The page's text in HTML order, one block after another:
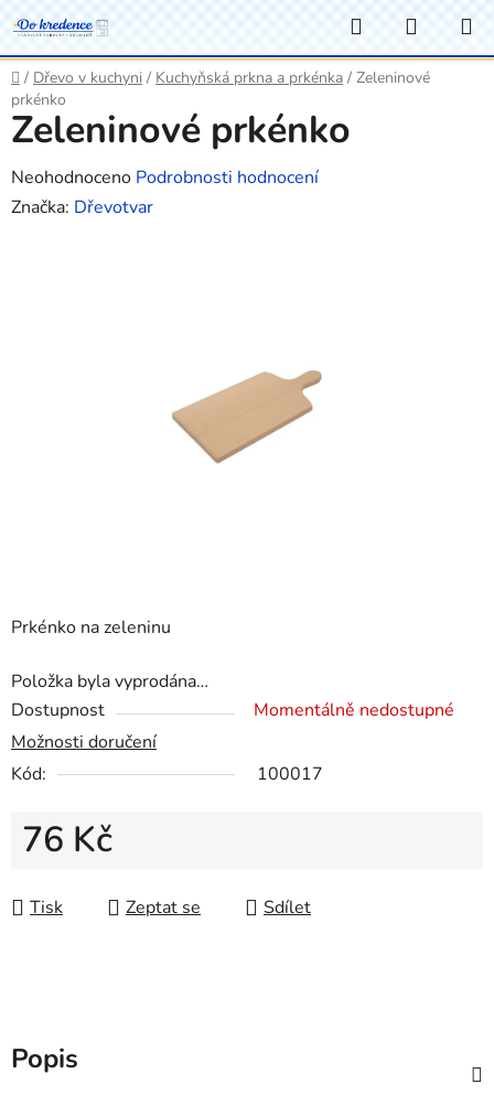
Přejít
na
obsah
Hledat
KOŠÍK
Domů
/ Dřevo v kuchyni / Kuchyňská prkna a prkénka / Zeleninové
prkénko
Prkénko na zeleninu
Položka byla vyprodána…
Dostupnost
Momentálně nedostupné
Možnosti doručení
Kód:
100017
76 Kč
Tisk
Zeptat se Sdílet
Zeleninové prkénko
Průměrné
hodnocení
Neohodnoceno Podrobnosti hodnocení
Značka: Dřevotvar
Popis